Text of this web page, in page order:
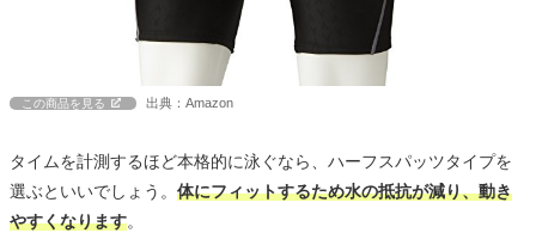
この商品を見る 出典：Amazon
タイムを計測するほど本格的に泳ぐなら、ハーフスパッツタイプを
選ぶといいでしょう。 体にフィットするため水の抵抗が減り、動き
やすくなります。